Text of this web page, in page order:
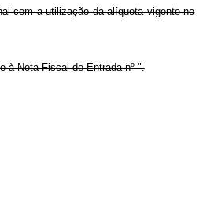
com a utilização da alíquota vigente no
à Nota Fiscal de Entrada nº ".